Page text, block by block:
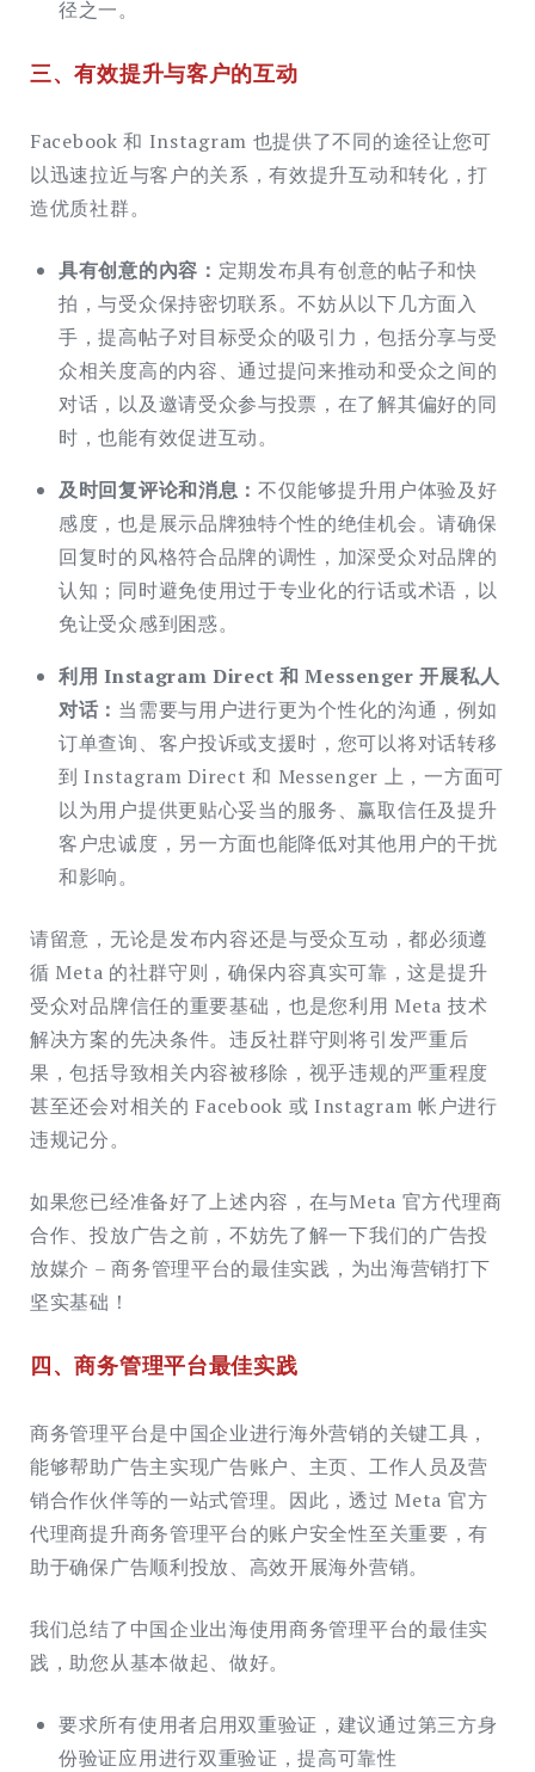
径之一。
三、有效提升与客户的互动
Facebook 和 Instagram 也提供了不同的途径让您可
以迅速拉近与客户的关系，有效提升互动和转化，打
造优质社群。
具有创意的內容： 定期发布具有创意的帖子和快
拍，与受众保持密切联系。不妨从以下几方面入
手，提高帖子对目标受众的吸引力，包括分享与受
众相关度高的内容、通过提问来推动和受众之间的
对话，以及邀请受众参与投票，在了解其偏好的同
时，也能有效促进互动。
及时回复评论和消息： 不仅能够提升用户体验及好
感度，也是展示品牌独特个性的绝佳机会。请确保
回复时的风格符合品牌的调性，加深受众对品牌的
认知；同时避免使用过于专业化的行话或术语，以
免让受众感到困惑。
利用 Instagram Direct 和 Messenger 开展私人
对话： 当需要与用户进行更为个性化的沟通，例如
订单查询、客户投诉或支援时，您可以将对话转移
到 Instagram Direct 和 Messenger 上，一方面可
以为用户提供更贴心妥当的服务、赢取信任及提升
客户忠诚度，另一方面也能降低对其他用户的干扰
和影响。
请留意，无论是发布内容还是与受众互动，都必须遵
循 Meta 的社群守则，确保内容真实可靠，这是提升
受众对品牌信任的重要基础，也是您利用 Meta 技术
解决方案的先决条件。违反社群守则将引发严重后
果，包括导致相关内容被移除，视乎违规的严重程度
甚至还会对相关的 Facebook 或 Instagram 帐户进行
违规记分。
如果您已经准备好了上述内容，在与Meta 官方代理商
合作、投放广告之前，不妨先了解一下我们的广告投
放媒介 – 商务管理平台的最佳实践，为出海营销打下
坚实基础！
四、商务管理平台最佳实践
商务管理平台是中国企业进行海外营销的关键工具，
能够帮助广告主实现广告账户、主页、工作人员及营
销合作伙伴等的一站式管理。因此，透过 Meta 官方
代理商提升商务管理平台的账户安全性至关重要，有
助于确保广告顺利投放、高效开展海外营销。
我们总结了中国企业出海使用商务管理平台的最佳实
践，助您从基本做起、做好。
要求所有使用者启用双重验证，建议通过第三方身
份验证应用进行双重验证，提高可靠性